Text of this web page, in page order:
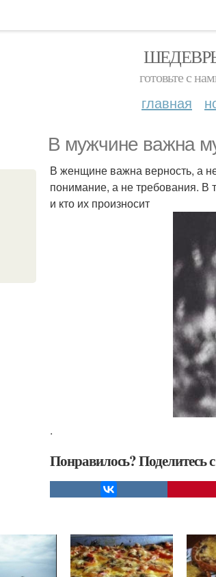
готовьте с
главная
В мужчине важна
В женщине важна верность, а
понимание, а не требования. В
и кто их произносит
.
Понравилось? Поделитесь